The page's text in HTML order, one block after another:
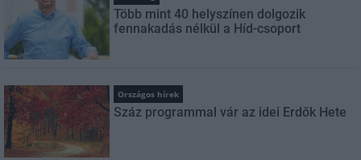
Több mint 40 helyszínen dolgozik
fennakadás nélkül a Híd-csoport
Országos hírek
Száz programmal vár az idei Erdők Hete